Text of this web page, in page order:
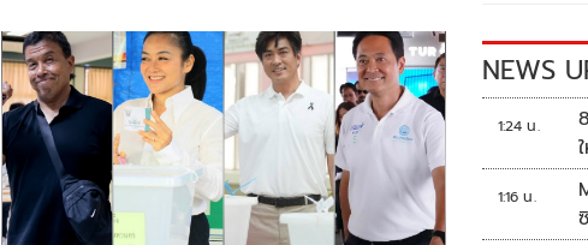
NEWS
1:24 น.
1:16 น.